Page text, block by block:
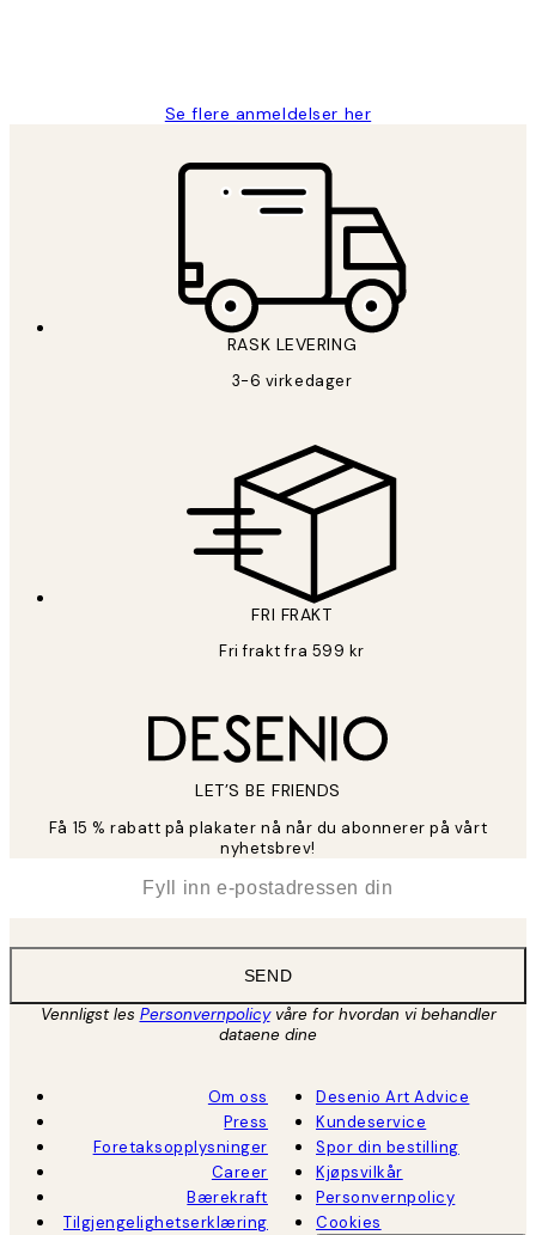
Se flere anmeldelser her
RASK LEVERING
3-6 virkedager
FRI FRAKT
Fri frakt fra 599 kr
LET’S BE FRIENDS
Få 15 % rabatt på plakater nå når du abonnerer på vårt
nyhetsbrev!
SEND
Vennligst les Personvernpolicyvåre for hvordan vi behandler
dataene dine
Om oss
Press
Foretaksopplysninger
Career
Bærekraft
Tilgjengelighetserklæring
Desenio Art Advice
Kundeservice
Spor din bestilling
Kjøpsvilkår
Personvernpolicy
Cookies